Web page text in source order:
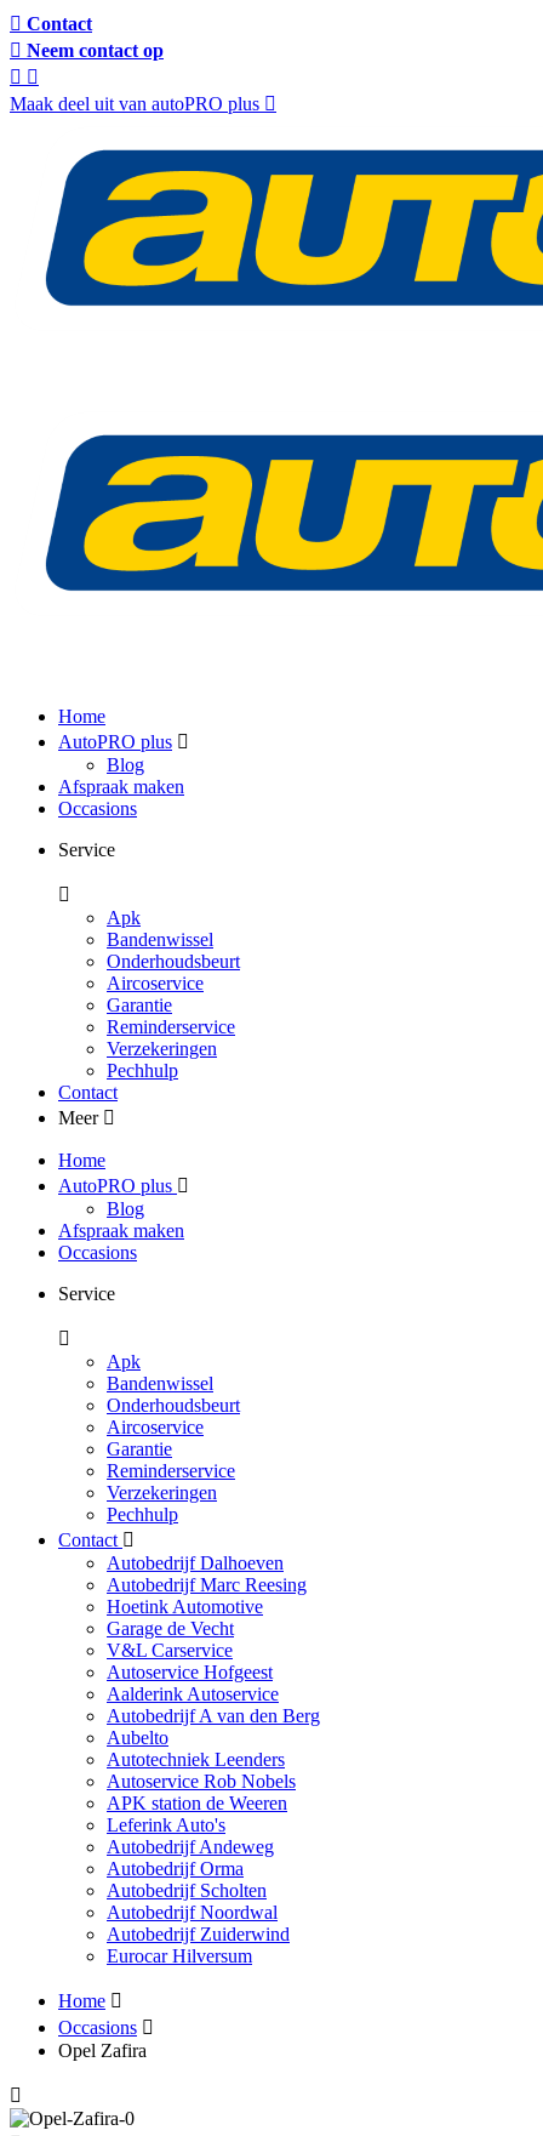
Contact
Neem contact op
Maak deel uit van autoPRO plus
Home
AutoPRO plus
Blog
Afspraak maken
Occasions
Service
Apk
Bandenwissel
Onderhoudsbeurt
Aircoservice
Garantie
Reminderservice
Verzekeringen
Pechhulp
Contact
Meer
Home
AutoPRO plus
Blog
Afspraak maken
Occasions
Service
Apk
Bandenwissel
Onderhoudsbeurt
Aircoservice
Garantie
Reminderservice
Verzekeringen
Pechhulp
Contact
Autobedrijf Dalhoeven
Autobedrijf Marc Reesing
Hoetink Automotive
Garage de Vecht
V&L Carservice
Autoservice Hofgeest
Aalderink Autoservice
Autobedrijf A van den Berg
Aubelto
Autotechniek Leenders
Autoservice Rob Nobels
APK station de Weeren
Leferink Auto's
Autobedrijf Andeweg
Autobedrijf Orma
Autobedrijf Scholten
Autobedrijf Noordwal
Autobedrijf Zuiderwind
Eurocar Hilversum
Home
Occasions
Opel Zafira